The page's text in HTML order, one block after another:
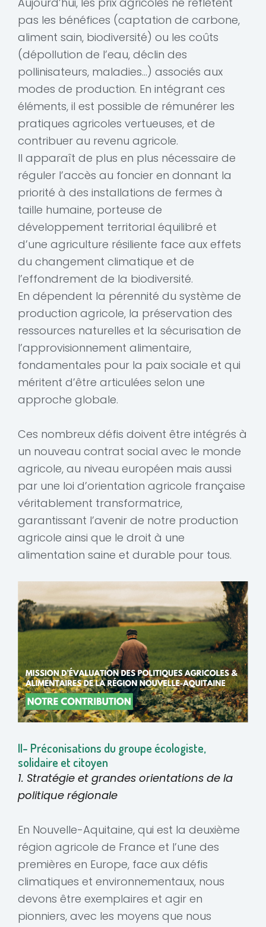
pas les bénéfices (captation de carbone,
aliment sain, biodiversité) ou les coûts
(dépollution de l’eau, déclin des
pollinisateurs, maladies…) associés aux
modes de production. En intégrant ces
éléments, il est possible de rémunérer les
pratiques agricoles vertueuses, et de
contribuer au revenu agricole.
Il apparaît de plus en plus nécessaire de
réguler l’accès au foncier en donnant la
priorité à des installations de fermes à
taille humaine, porteuse de
développement territorial équilibré et
d’une agriculture résiliente face aux effets
du changement climatique et de
l’effondrement de la biodiversité.
En dépendent la pérennité du système de
production agricole, la préservation des
ressources naturelles et la sécurisation de
l’approvisionnement alimentaire,
fondamentales pour la paix sociale et qui
méritent d’être articulées selon une
approche globale.
Ces nombreux défis doivent être intégrés à
un nouveau contrat social avec le monde
agricole, au niveau européen mais aussi
par une loi d’orientation agricole française
véritablement transformatrice,
garantissant l’avenir de notre production
agricole ainsi que le droit à une
alimentation saine et durable pour tous.
II- Préconisations du groupe écologiste,
solidaire et citoyen
1. Stratégie et grandes orientations de la
politique régionale
En Nouvelle-Aquitaine, qui est la deuxième
région agricole de France et l’une des
premières en Europe, face aux défis
climatiques et environnementaux, nous
devons être exemplaires et agir en
pionniers, avec les moyens que nous